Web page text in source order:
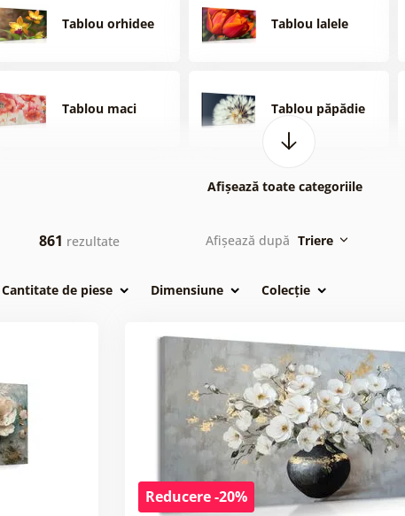
Tablou orhidee Tablou lalele
Tablou maci Tablou păpădie
Afișează toate categoriile
861 rezultate Afișează după Triere
Cantitate de piese Dimensiune Colecție
Reducere -20%